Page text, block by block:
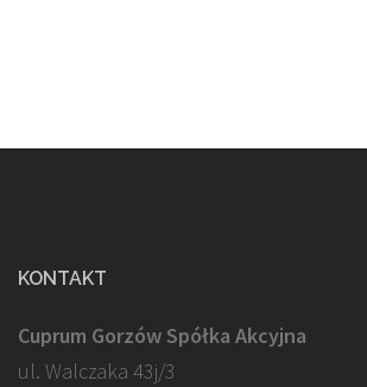
KONTAKT
Cuprum Gorzów Spółka Akcyjna
ul. Walczaka 43j/3